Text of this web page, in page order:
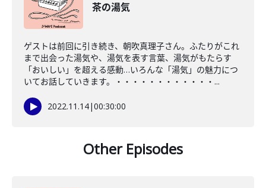
茶の湯気
ゲストは前回に引き続き、朝吹真理子さん。ふたりがこれ
まで出会った湯気や、湯気を表す言葉、湯気がもたらす
「おいしい」を超える感動…いろんな「湯気」の魅力につ
いてお話していきます。・・・・・・・・・・・・...
2022.11.14|00:30:00
Other Episodes